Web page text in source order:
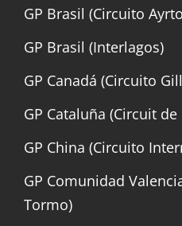
GP Brasil (Circuito
GP Brasil (Interlagos)
GP Canadá (Circuito
GP Cataluña (Circuit
GP China (Circuito
GP Comunidad
Tormo)